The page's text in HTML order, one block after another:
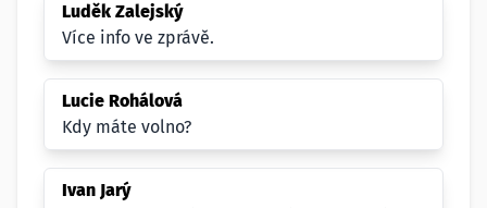
Luděk Zalejský
Více info ve zprávě.
Lucie Rohálová
Kdy máte volno?
Ivan Jarý